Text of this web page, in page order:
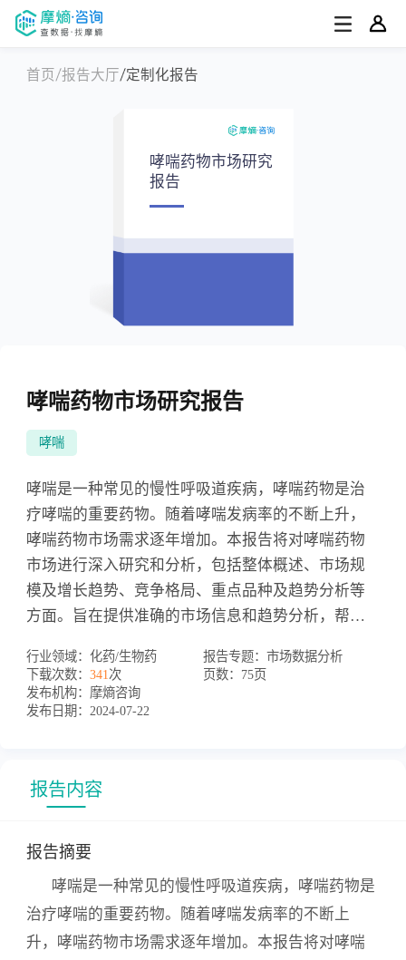
首页 报告大厅 定制化报告
哮喘药物市场研究
报告
哮喘药物市场研究报告
哮喘
哮喘是一种常见的慢性呼吸道疾病，哮喘药物是治
疗哮喘的重要药物。随着哮喘发病率的不断上升，
哮喘药物市场需求逐年增加。本报告将对哮喘药物
市场进行深入研究和分析，包括整体概述、市场规
模及增长趋势、竞争格局、重点品种及趋势分析等
方面。旨在提供准确的市场信息和趋势分析，帮助
行业领域： 化药/生物药 报告专题： 市场数据分析
下载次数： 341次 页数： 75页
发布机构： 摩熵咨询
发布日期： 2024-07-22
报告内容
报告摘要
哮喘是一种常见的慢性呼吸道疾病，哮喘药物是
治疗哮喘的重要药物。随着哮喘发病率的不断上
升，哮喘药物市场需求逐年增加。本报告将对哮喘